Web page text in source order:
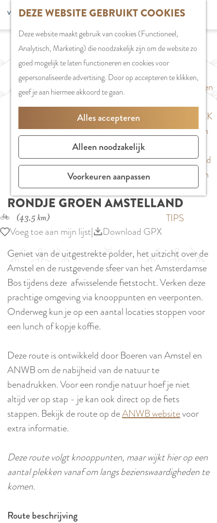
DEZE WEBSITE GEBRUIKT COOKIES
Deze website maakt gebruik van cookies (Functioneel,
Analytisch, Marketing) die noodzakelijk zijn om de website zo
goed mogelijk te laten functioneren en cookies voor
gepersonaliseerde advertising. Door op accepteren te klikken,
geef je aan hiermee akkoord te gaan.
Alles accepteren
Alleen noodzakelijk
Voorkeuren aanpassen
d
a
g
e
MENU
Z
o
e
k
e
F
v
t
e
n
S
l
e
r
t
a
a
l
H
i
i
g
e
t
a
N
e
d
e
a
n
G
t
E
n
g
l
i
s
h
a
g
e
WINKELEN
Stadshart
Winkels in
Markten
Winkelgebieden
PLAN JE BEZOEK
Overnachten
Bereikbaarheid
Vergaderen in
Amstelveen
TIPS
RONDJE GROEN AMSTELLAND
(43,5 km)
Voeg toe aan mijn lijst
Voeg toe aan mijn lijst |
Download GPX
Geniet van de uitgestrekte polder, het uitzicht over de
Amstel en de rustgevende sfeer van het Amsterdamse
Bos tijdens deze afwisselende fietstocht. Verken deze
prachtige omgeving via knooppunten en veerponten.
Onderweg kun je op een aantal locaties stoppen voor
een lunch of kopje koffie.
Deze route is ontwikkeld door Boeren van Amstel en
ANWB om de nabijheid van de natuur te
benadrukken. Voor een rondje natuur hoef je niet
altijd ver op stap - je kan ook direct op de fiets
stappen. Bekijk de route op deANWB websitevoor
extra informatie.
Deze route volgt knooppunten, maar wijkt hier op een
aantal plekken vanaf om langs bezienswaardigheden te
komen.
Route beschrijving